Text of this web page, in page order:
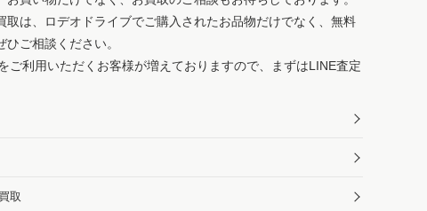
取は、ロデオドライブでご購入されたお品物だけでなく、無料
ご相談ください。
ご利用いただくお客様が増えておりますので、まずはLINE査定
取